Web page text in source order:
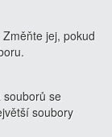
jej, pokud
souborů se
soubory